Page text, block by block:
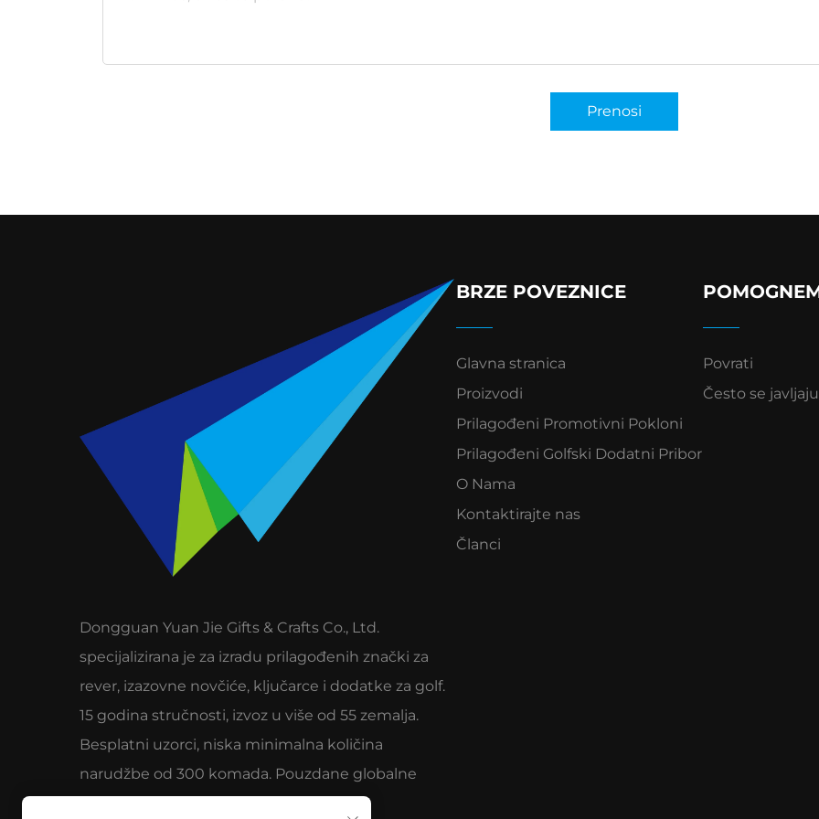
Prenosi
Dongguan Yuan Jie Gifts & Crafts Co., Ltd.
specijalizirana je za izradu prilagođenih znački za
rever, izazovne novčiće, ključarce i dodatke za golf.
15 godina stručnosti, izvoz u više od 55 zemalja.
Besplatni uzorci, niska minimalna količina
narudžbe od 300 komada. Pouzdane globalne
BRZE POVEZNICE
Glavna stranica
Proizvodi
Prilagođeni Promotivni Pokloni
Prilagođeni Golfski Dodatni Pribor
O Nama
Kontaktirajte nas
Članci
Povrati
Često se